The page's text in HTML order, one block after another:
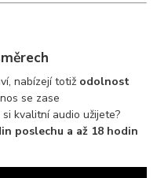
nabízejí totiž odolnost
se zase
kvalitní audio užijete?
poslechu a až 18 hodin